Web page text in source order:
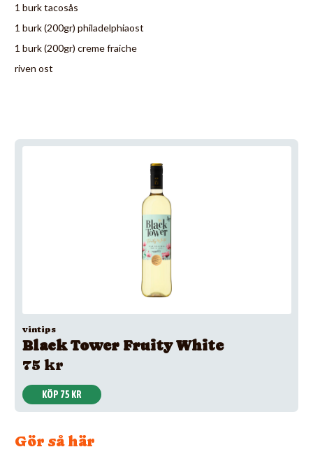
1 burk tacosås
1 burk (200gr) philadelphiaost
1 burk (200gr) creme fraiche
riven ost
vintips
Black Tower Fruity White
75 kr
KÖP 75 KR
Gör så här